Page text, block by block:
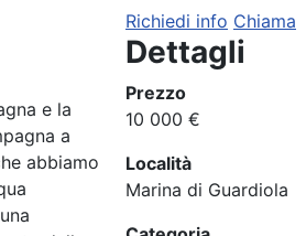
e la
a
abbiamo
Richiedi info Chiama
Dettagli
Prezzo
10 000 €
Località
Marina di Guardiola